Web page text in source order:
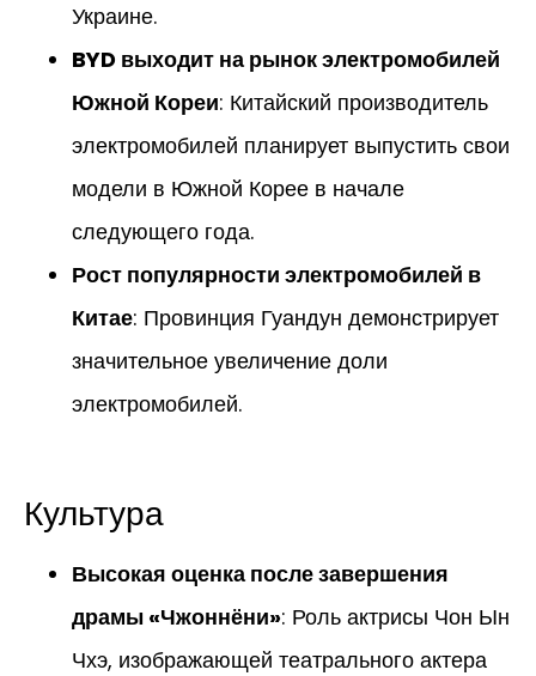
Украине.
BYD выходит на рынок электромобилей
Южной Кореи: Китайский производитель
электромобилей планирует выпустить свои
модели в Южной Корее в начале
следующего года.
Рост популярности электромобилей в
Китае: Провинция Гуандун демонстрирует
значительное увеличение доли
электромобилей.
Культура
Высокая оценка после завершения
драмы «Чжоннёни»: Роль актрисы Чон Ын
Чхэ, изображающей театрального актера